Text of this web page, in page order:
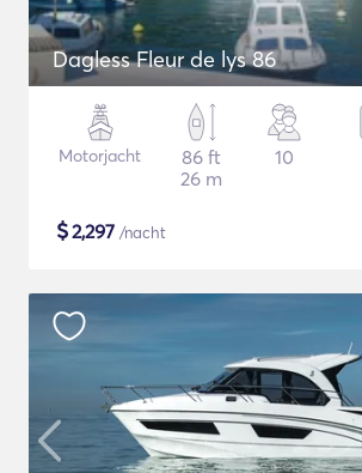
Dagless Fleur de lys 86
Motorjacht
86 ft
26 m
10
$2,297 /nacht